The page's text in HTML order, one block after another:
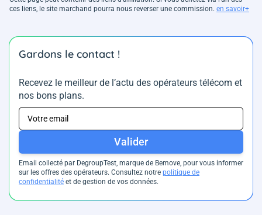
ces liens, le site marchand pourra nous reverser une commission. en savoir+
Gardons le contact !
Recevez le meilleur de l’actu des opérateurs télécom et
nos bons plans.
Valider
Email collecté par DegroupTest, marque de Bemove, pour vous informer
sur les offres des opérateurs. Consultez notre politique de
confidentialité et de gestion de vos données.